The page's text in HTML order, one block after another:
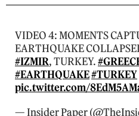
VIDEO 4: MOMENTS
EARTHQUAKE
#IZMIR, TURKEY.
#EARTHQUAKE#TURKEY
pic.twitter.com/
— Insider Paper